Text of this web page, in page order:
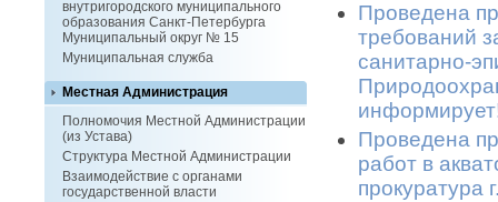
внутригородского муниципального
образования Санкт-Петербурга
Муниципальный округ № 15
Муниципальная служба
Местная Администрация
Полномочия Местной Администрации
(из Устава)
Структура Местной Администрации
Взаимодействие с органами
государственной власти
Проведена
требований
санитарно-
Проведена
работ в
прокуратура